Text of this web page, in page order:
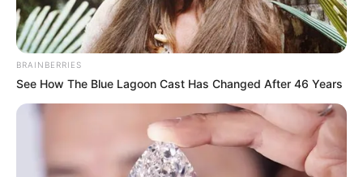
BRAINBERRIES
See How The Blue Lagoon Cast Has Changed After 46 Years